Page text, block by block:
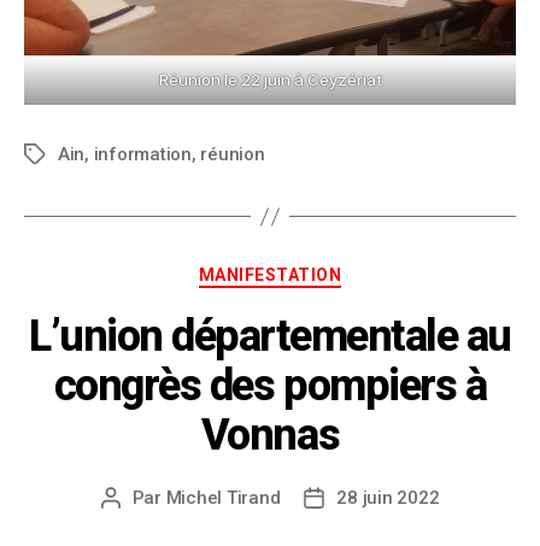
Réunion le 22 juin à Ceyzériat
Ain, information, réunion
MANIFESTATION
L’union départementale au
congrès des pompiers à
Vonnas
Par Michel Tirand 28 juin 2022